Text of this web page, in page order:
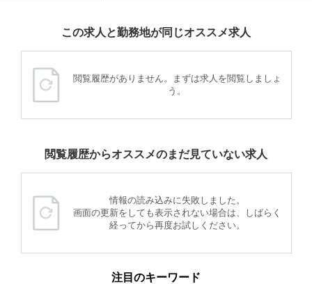
この求人と勤務地が同じオススメ求人
閲覧履歴がありません。まずは求人を閲覧しましょ
う。
閲覧履歴からオススメのまだ見ていない求人
情報の読み込みに失敗しました。
画面の更新をしても表示されない場合は、しばらく
経ってから再度お試しください。
注目のキーワード